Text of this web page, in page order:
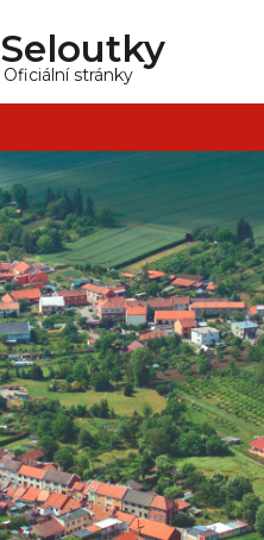
Seloutky
Oficiální stránky